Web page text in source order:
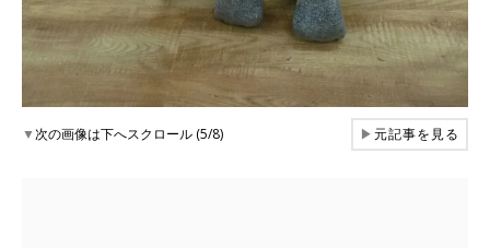
▼次の画像は下へスクロール (5/8) ▶元記事を見る